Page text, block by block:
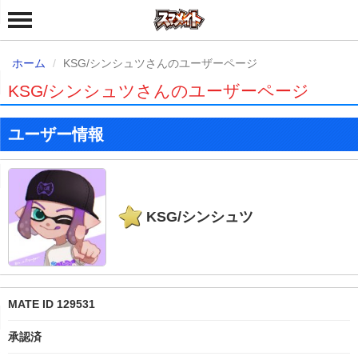
ホーム KSG/シンシュツさんのユーザーページ
KSG/シンシュツさんのユーザーページ
ユーザー情報
KSG/シンシュツ
MATE ID 129531
承認済